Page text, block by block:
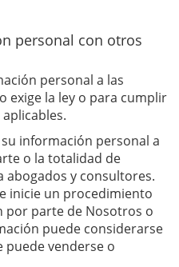
personal con otros
personal a las
exige la ley o para cumplir
información personal a
o la totalidad de
abogados y consultores.
inicie un procedimiento
por parte de Nosotros o
puede considerarse
puede venderse o